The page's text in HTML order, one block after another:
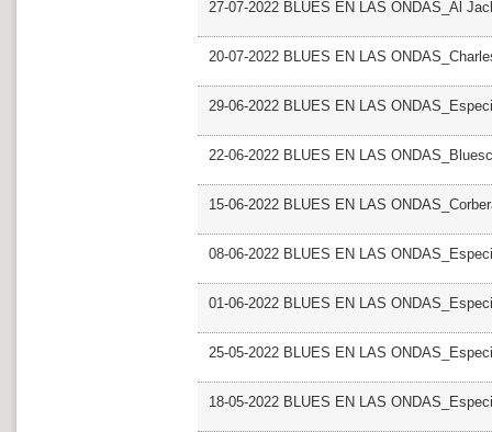
27-07-2022 BLUES EN LAS ONDAS_Al
20-07-2022 BLUES EN LAS
29-06-2022 BLUES EN LAS
22-06-2022 BLUES EN LAS
15-06-2022 BLUES EN LAS
08-06-2022 BLUES EN LAS
01-06-2022 BLUES EN LAS
25-05-2022 BLUES EN LAS
18-05-2022 BLUES EN LAS